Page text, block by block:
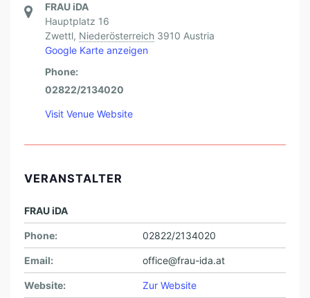
FRAU iDA
Hauptplatz 16
Zwettl, Niederösterreich 3910 Austria
Google Karte anzeigen
Phone:
02822/2134020
Visit Venue Website
VERANSTALTER
FRAU iDA
Phone: 02822/2134020
Email: office@frau-ida.at
Website: Zur Website